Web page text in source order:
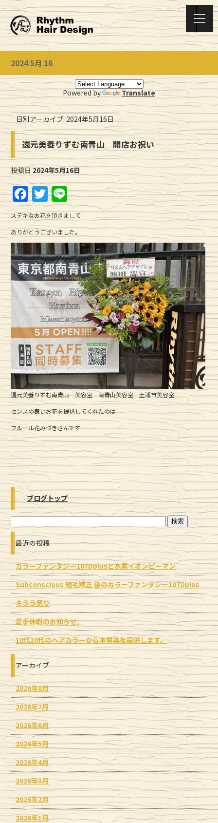
2024 5月 16
Powered by Translate
日別アーカイブ:2024年5月16日
還元美養りずむ南青山 開店お祝い
投稿日2024年5月16日
F
a
c
e
b
o
o
k
T
w
it
te
r
Li
n
e
ステキなお花を頂きまして
ありがとうございました。
還元美養りずむ南青山 美容室 南青山美容室 土浦市美容室
センスの良いお花を提供してくれたのは
フルール花みづきさんです
ブログトップ
最近の投稿
カラーファンタジー107Dplusと水素イオンピーマン
Subconscious 縮毛矯正 後のカラーファンタジー107Dplus
キララ祭り
夏季休暇のお知らせ。
10代20代のヘアカラーから本質美を提供します。
アーカイブ
2026年8月
2026年7月
2026年6月
2026年5月
2026年4月
2026年3月
2026年2月
2026年1月